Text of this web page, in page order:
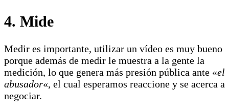
4. Mide
Medir es importante, utilizar un vídeo es muy bueno
porque además de medir le muestra a la gente la
medición, lo que genera más presión pública ante «el
abusador«, el cual esperamos reaccione y se acerca a
negociar.